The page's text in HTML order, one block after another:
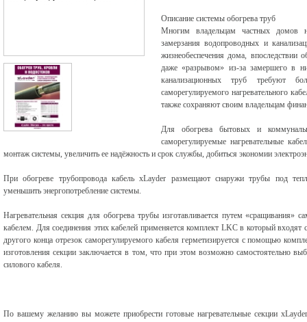
Описание системы обогрева труб
Многим владельцам частных домов
замерзания водопроводных и
жизнеобеспечения дома, впоследствии
даже «разрывом» из-за замершего в
канализационных труб требуют
саморегулируемого нагревательного
также сохраняют своим владельцам
Для обогрева бытовых и
саморегулируемые нагревательные
монтаж системы, увеличить ее надёжность и срок службы, добиться экономии
При обогреве трубопровода кабель xLayder размещают снаружи трубы под
уменьшить энергопотребление системы.
Нагревательная секция для обогрева трубы изготавливается путем «сращивания»
кабелем. Для соединения этих кабелей применяется комплект LKC в который входят
другого конца отрезок саморегулируемого кабеля герметизируется с помощью
изготовления секции заключается в том, что при этом возможно самостоятельно
силового кабеля.
По вашему желанию вы можете приобрести готовые нагревательные секции